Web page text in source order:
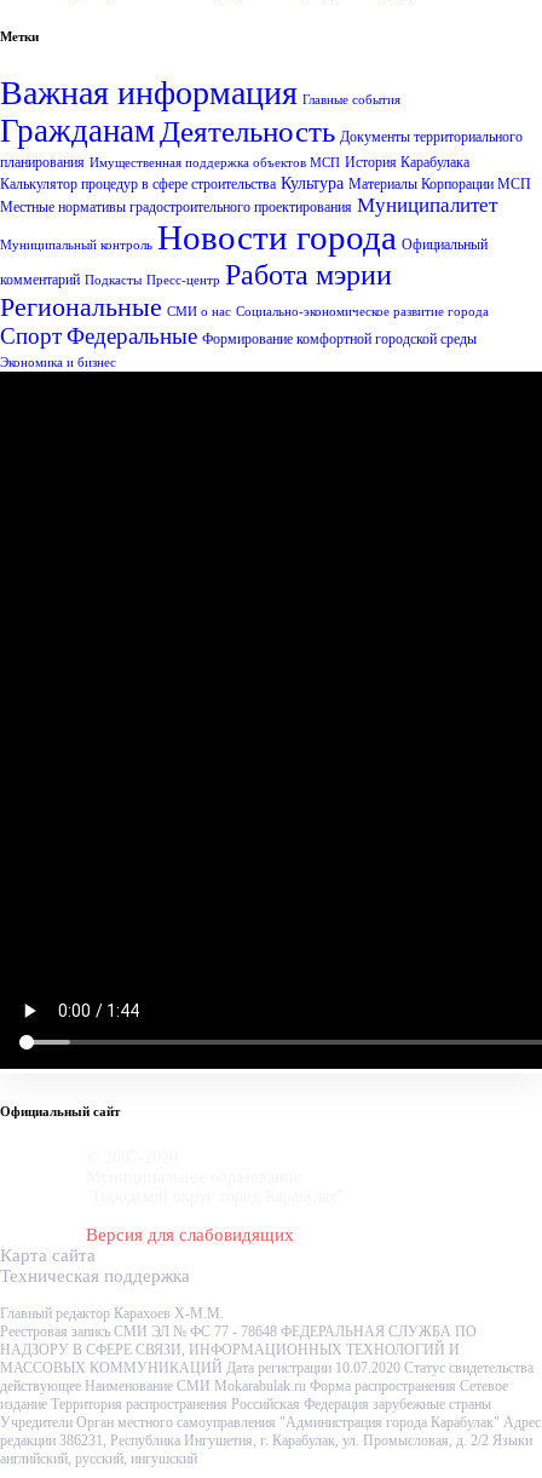
Метки
Важная информация Главные события
Гражданам Деятельность Документы территориального
планирования Имущественная поддержка объектов МСП История Карабулака
Калькулятор процедур в сфере строительства Культура Материалы Корпорации МСП
Местные нормативы градостроительного проектирования Муниципалитет
Муниципальный контроль Новости города Официальный
комментарий Подкасты Пресс-центр Работа мэрии
Региональные СМИ о нас Социально-экономическое развитие города
СпортФедеральные Формирование комфортной городской среды
Экономика и бизнес
Официальный сайт
Версия для слабовидящих
Карта сайта
Техническая поддержка
Главный редактор Карахоев Х-М.М.
Реестровая запись СМИ ЭЛ № ФС 77 - 78648 ФЕДЕРАЛЬНАЯ СЛУЖБА ПО
НАДЗОРУ В СФЕРЕ СВЯЗИ, ИНФОРМАЦИОННЫХ ТЕХНОЛОГИЙ И
МАССОВЫХ КОММУНИКАЦИЙ Дата регистрации 10.07.2020 Статус свидетельства
действующее Наименование СМИ Mokarabulak.ru Форма распространения Сетевое
издание Территория распространения Российская Федерация зарубежные страны
Учредители Орган местного самоуправления "Администрация города Карабулак" Адрес
редакции 386231, Республика Ингушетия, г. Карабулак, ул. Промысловая, д. 2/2 Языки
английский, русский, ингушский